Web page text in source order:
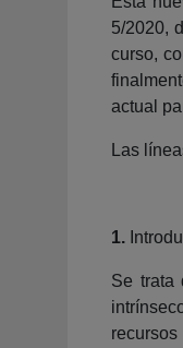
5/2020,
curso,
actual
Las
1.
Se trata